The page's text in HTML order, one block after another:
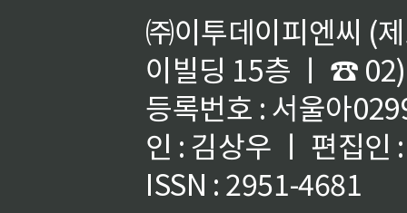
㈜이투데이피엔씨 (
이빌딩 15층 ㅣ ☎
등록번호 : 서울아
인 : 김상우 ㅣ 편집인
ISSN : 2951-4681